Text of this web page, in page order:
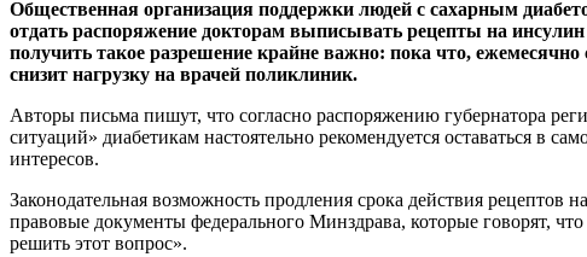
Общественная организация поддержки людей с сахарным
отдать распоряжение докторам выписывать рецепты на
получить такое разрешение крайне важно: пока что,
снизит нагрузку на врачей поликлиник.
Авторы письма пишут, что согласно распоряжению губернатора
ситуаций» диабетикам настоятельно рекомендуется оставаться в
интересов.
Законодательная возможность продления срока действия
правовые документы федерального Минздрава, которые говорят,
решить этот вопрос».